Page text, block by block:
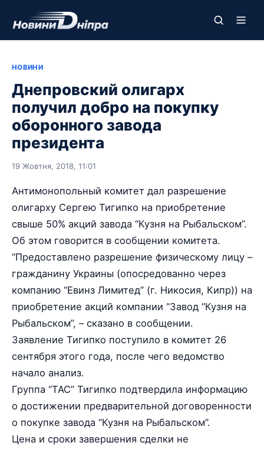
НОВИНИ
Днепровский олигарх
получил добро на покупку
оборонного завода
президента
19 Жовтня, 2018, 11:01
Антимонопольный комитет дал разрешение
олигарху Сергею Тигипко на приобретение
свыше 50% акций завода “Кузня на Рыбальском”.
Об этом говорится в сообщении комитета.
“Предоставлено разрешение физическому лицу –
гражданину Украины (опосредованно через
компанию “Евинз Лимитед” (г. Никосия, Кипр)) на
приобретение акций компании “Завод “Кузня на
Рыбальском”, – сказано в сообщении.
Заявление Тигипко поступило в комитет 26
сентября этого года, после чего ведомство
начало анализ.
Группа “ТАС” Тигипко подтвердила информацию
о достижении предварительной договоренности
о покупке завода “Кузня на Рыбальском”.
Цена и сроки завершения сделки не